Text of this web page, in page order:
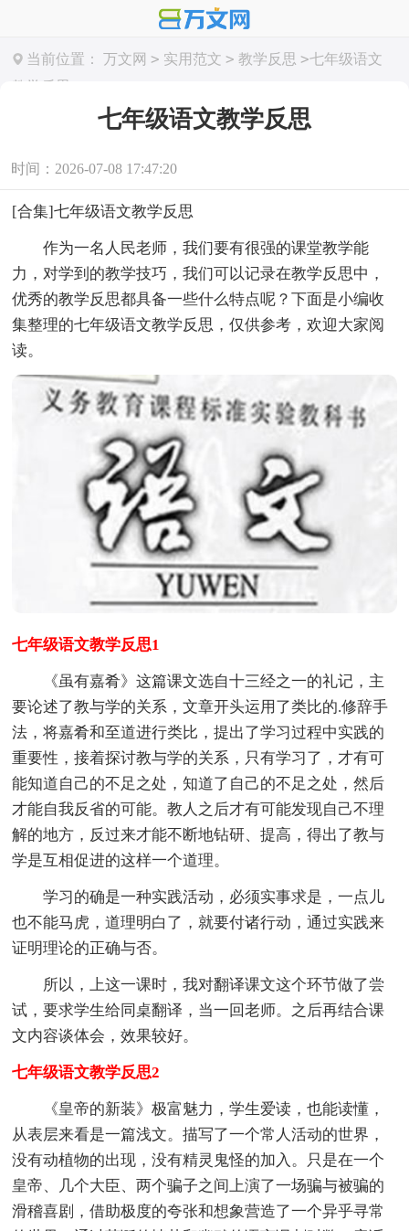
当前位置： 万文网 > 实用范文 > 教学反思 >七年级语文
教学反思
七年级语文教学反思
时间：2026-07-08 17:47:20
[合集]七年级语文教学反思
作为一名人民老师，我们要有很强的课堂教学能
力，对学到的教学技巧，我们可以记录在教学反思中，
优秀的教学反思都具备一些什么特点呢？下面是小编收
集整理的七年级语文教学反思，仅供参考，欢迎大家阅
读。
七年级语文教学反思1
《虽有嘉肴》这篇课文选自十三经之一的礼记，主
要论述了教与学的关系，文章开头运用了类比的.修辞手
法，将嘉肴和至道进行类比，提出了学习过程中实践的
重要性，接着探讨教与学的关系，只有学习了，才有可
能知道自己的不足之处，知道了自己的不足之处，然后
才能自我反省的可能。教人之后才有可能发现自己不理
解的地方，反过来才能不断地钻研、提高，得出了教与
学是互相促进的这样一个道理。
学习的确是一种实践活动，必须实事求是，一点儿
也不能马虎，道理明白了，就要付诸行动，通过实践来
证明理论的正确与否。
所以，上这一课时，我对翻译课文这个环节做了尝
试，要求学生给同桌翻译，当一回老师。之后再结合课
文内容谈体会，效果较好。
七年级语文教学反思2
《皇帝的新装》极富魅力，学生爱读，也能读懂，
从表层来看是一篇浅文。描写了一个常人活动的世界，
没有动植物的出现，没有精灵鬼怪的加入。只是在一个
皇帝、几个大臣、两个骗子之间上演了一场骗与被骗的
滑稽喜剧，借助极度的夸张和想象营造了一个异乎寻常